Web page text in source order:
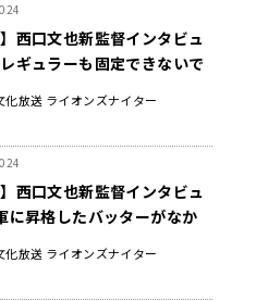
】西口文也新監督インタビュ
ギュラーも固定できないで
にするかという楽しみもあ
化放送 ライオンズナイター
】西口文也新監督インタビュ
昇格したバッターがなか
なかった理由とは？
化放送 ライオンズナイター